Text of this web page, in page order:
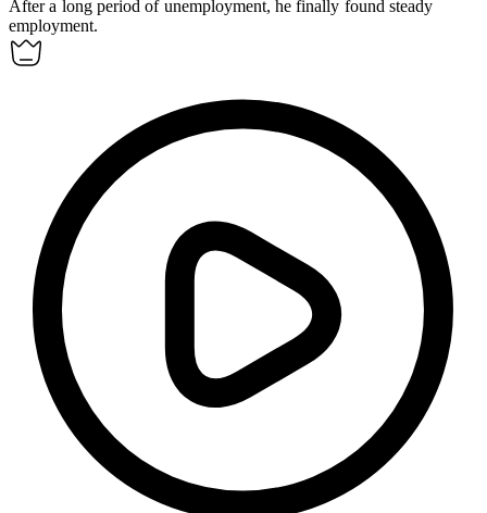
After a long period of unemployment, he finally found steady
employment.